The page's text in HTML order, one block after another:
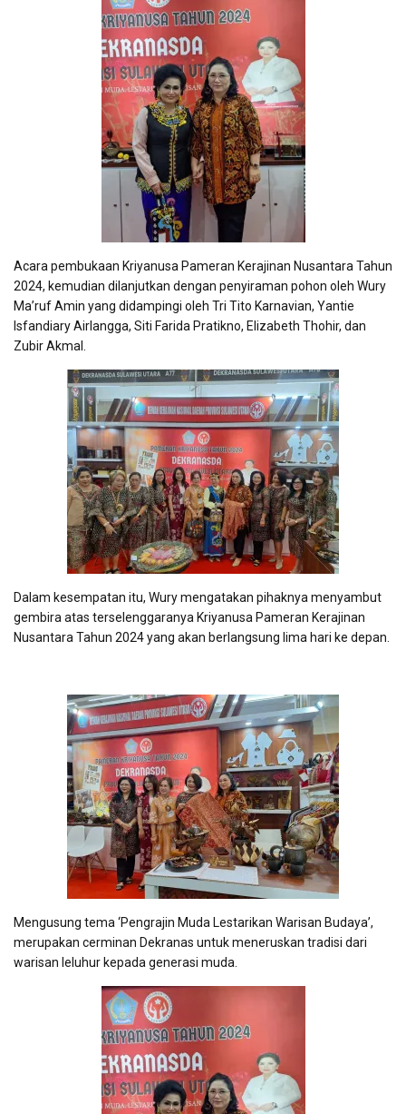
Acara pembukaan Kriyanusa Pameran Kerajinan Nusantara Tahun
2024, kemudian dilanjutkan dengan penyiraman pohon oleh Wury
Ma’ruf Amin yang didampingi oleh Tri Tito Karnavian, Yantie
Isfandiary Airlangga, Siti Farida Pratikno, Elizabeth Thohir, dan
Zubir Akmal.
Dalam kesempatan itu, Wury mengatakan pihaknya menyambut
gembira atas terselenggaranya Kriyanusa Pameran Kerajinan
Nusantara Tahun 2024 yang akan berlangsung lima hari ke depan.
Mengusung tema ‘Pengrajin Muda Lestarikan Warisan Budaya’,
merupakan cerminan Dekranas untuk meneruskan tradisi dari
warisan leluhur kepada generasi muda.